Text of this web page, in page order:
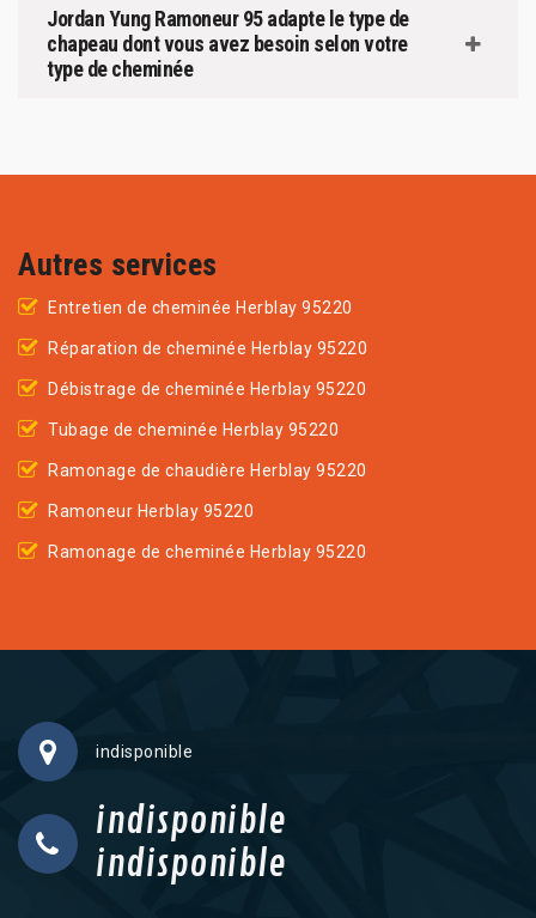
Jordan Yung Ramoneur 95 adapte le type de
chapeau dont vous avez besoin selon votre
type de cheminée
Autres services
Entretien de cheminée Herblay 95220
Réparation de cheminée Herblay 95220
Débistrage de cheminée Herblay 95220
Tubage de cheminée Herblay 95220
Ramonage de chaudière Herblay 95220
Ramoneur Herblay 95220
Ramonage de cheminée Herblay 95220
indisponible
indisponible
indisponible